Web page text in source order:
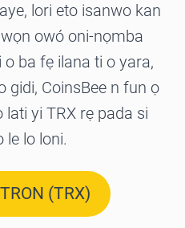
lori eto isanwo kan
owó oni-nọmba
ba fẹ ilana ti o yara,
gidi, CoinsBee n fun ọ
yi TRX rẹ pada si
le lo loni.
(TRX)